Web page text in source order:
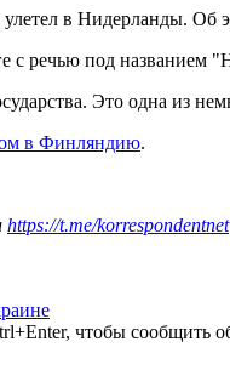
в Нидерланды. Об
с речью под названием
Это одна из
в Финляндию.
https://t.me/korrespondentnet
чтобы сообщить